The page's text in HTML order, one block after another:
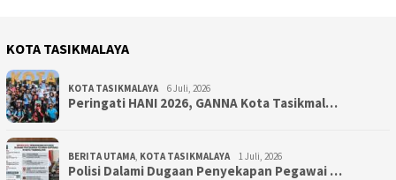
KOTA TASIKMALAYA
KOTA TASIKMALAYA 6 Juli, 2026
Peringati HANI 2026, GANNA Kota Tasikmal…
BERITA UTAMA, KOTA TASIKMALAYA 1 Juli, 2026
Polisi Dalami Dugaan Penyekapan Pegawai …